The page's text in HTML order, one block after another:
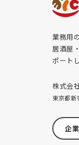
業務用
居酒屋
ポート
株式会
東京都
企